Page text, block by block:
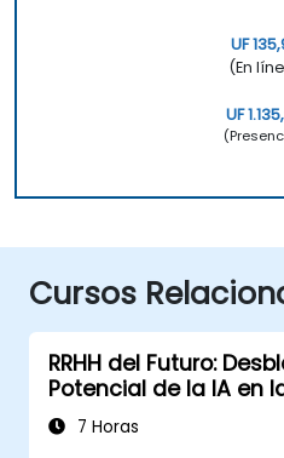
UF
(En
UF
Cursos
RRHH del Futuro:
Potencial de la IA en
Personas
7 Horas